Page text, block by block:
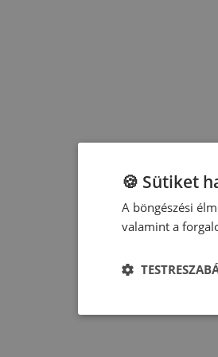
🍪 Sütiket
A böngészési
valamint a